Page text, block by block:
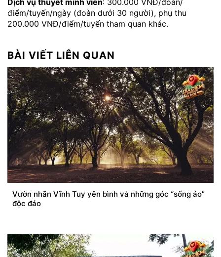
điểm/tuyến/ngày (đoàn dưới 30 người), phụ thu
200.000 VNĐ/điểm/tuyến tham quan khác.
BÀI VIẾT LIÊN QUAN
Vườn nhãn Vĩnh Tuy yên bình và những góc “sống ảo”
độc đáo